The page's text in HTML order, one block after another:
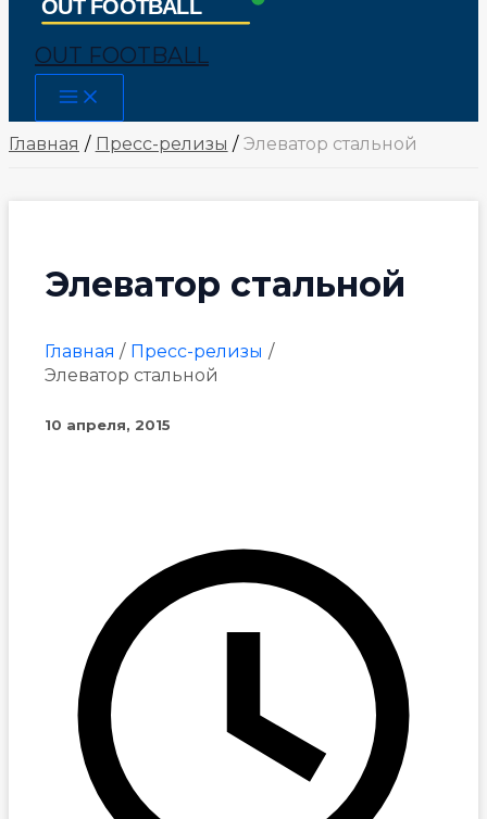
OUT FOOTBALL
Main
Menu
Главная
Пресс-релизы Элеватор стальной
Элеватор стальной
Главная
Пресс-релизы
Элеватор стальной
10 апреля, 2015